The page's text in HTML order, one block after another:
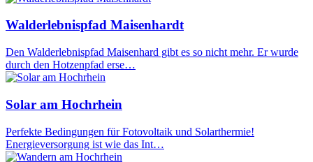
Walderlebnispfad Maisenhardt
Den Walderlebnispfad Maisenhard gibt es so nicht mehr. Er wurde
durch den Hotzenpfad erse…
Solar am Hochrhein
Perfekte Bedingungen für Fotovoltaik und Solarthermie!
Energieversorgung ist wie das Int…